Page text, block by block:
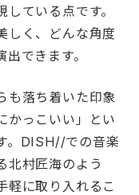
ている点です。
しく、どんな角度
できます。
も落ち着いた印象
かっこいい」とい
。DISH//での音楽
北村匠海のよう
軽に取り入れるこ